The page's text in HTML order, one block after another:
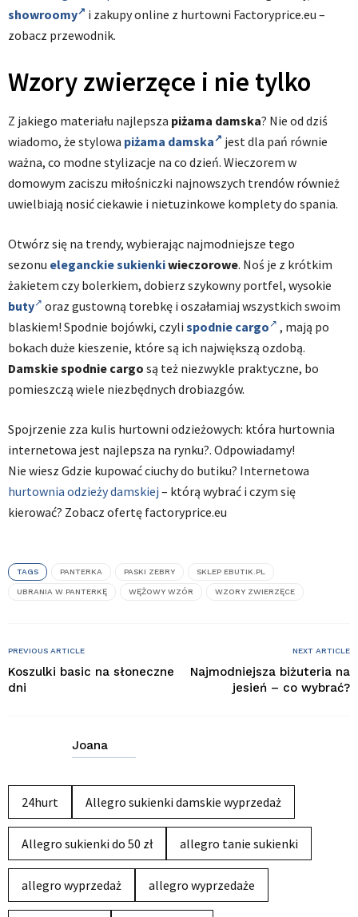
showroomy
i zakupy online z hurtowni Factoryprice.eu –
zobacz przewodnik.
Wzory zwierzęce i nie tylko
Z jakiego materiału najlepsza piżama damska? Nie od dziś
wiadomo, że stylowa piżama damska
jest dla pań równie
ważna, co modne stylizacje na co dzień. Wieczorem w
domowym zaciszu miłośniczki najnowszych trendów również
uwielbiają nosić ciekawie i nietuzinkowe komplety do spania.
Otwórz się na trendy, wybierając najmodniejsze tego
sezonu eleganckie sukienkiwieczorowe. Noś je z krótkim
żakietem czy bolerkiem, dobierz szykowny portfel, wysokie
buty
oraz gustowną torebkę i oszałamiaj wszystkich swoim
blaskiem! Spodnie bojówki, czyli spodnie cargo
, mają po
bokach duże kieszenie, które są ich największą ozdobą.
Damskie spodnie cargo są też niezwykle praktyczne, bo
pomieszczą wiele niezbędnych drobiazgów.
Spojrzenie zza kulis hurtowni odzieżowych: która hurtownia
internetowa jest najlepsza na rynku?. Odpowiadamy!
Nie wiesz Gdzie kupować ciuchy do butiku? Internetowa
hurtownia odzieży damskiej – którą wybrać i czym się
kierować? Zobacz ofertę factoryprice.eu
TAGS PANTERKA PASKI ZEBRY SKLEP EBUTIK.PL
UBRANIA W PANTERKĘ WĘŻOWY WZÓR WZORY ZWIERZĘCE
PREVIOUS ARTICLE
Koszulki basic na słoneczne
dni
NEXT ARTICLE
Najmodniejsza biżuteria na
jesień – co wybrać?
Joana
24hurt Allegro sukienki damskie wyprzedaż
Allegro sukienki do 50 zł allegro tanie sukienki
allegro wyprzedaż allegro wyprzedaże